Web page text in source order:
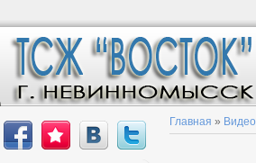
Главная » Видео